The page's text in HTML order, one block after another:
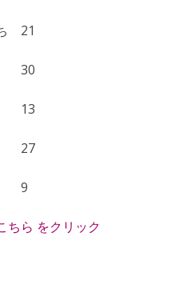
21
30
ちら をクリック